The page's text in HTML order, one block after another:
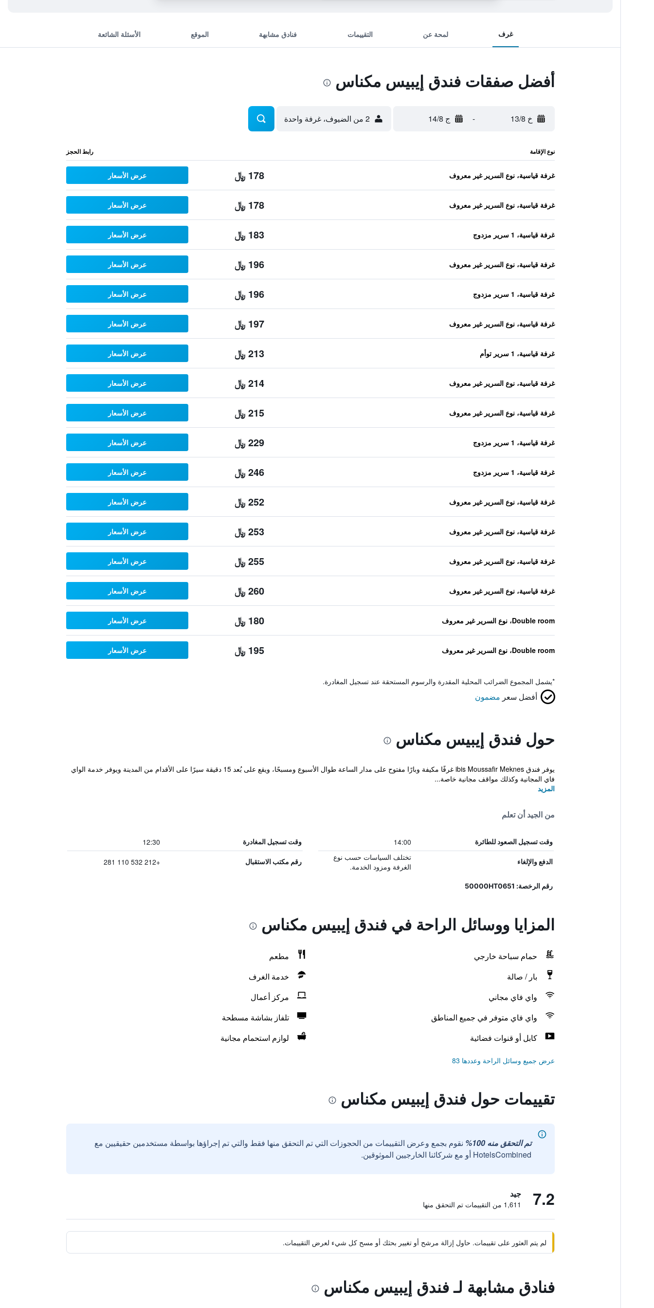
غرف لمحة عن التقييمات فنادق مشابهة الموقع الأسئلة الشائعة
أفضل صفقات فندق إيبيس مكناس
خ 13/8 - ج 14/8 2 من الضيوف، غرفة واحدة
نوع الإقامة رابط الحجز
غرفة قياسية، نوع السرير غير معروف 178 ﷼ عرض الأسعار
غرفة قياسية، نوع السرير غير معروف 178 ﷼ عرض الأسعار
غرفة قياسية، 1 سرير مزدوج 183 ﷼ عرض الأسعار
غرفة قياسية، نوع السرير غير معروف 196 ﷼ عرض الأسعار
غرفة قياسية، 1 سرير مزدوج 196 ﷼ عرض الأسعار
غرفة قياسية، نوع السرير غير معروف 197 ﷼ عرض الأسعار
غرفة قياسية، 1 سرير توأم 213 ﷼ عرض الأسعار
غرفة قياسية، نوع السرير غير معروف 214 ﷼ عرض الأسعار
غرفة قياسية، نوع السرير غير معروف 215 ﷼ عرض الأسعار
غرفة قياسية، 1 سرير مزدوج 229 ﷼ عرض الأسعار
غرفة قياسية، 1 سرير مزدوج 246 ﷼ عرض الأسعار
غرفة قياسية، نوع السرير غير معروف 252 ﷼ عرض الأسعار
غرفة قياسية، نوع السرير غير معروف 253 ﷼ عرض الأسعار
غرفة قياسية، نوع السرير غير معروف 255 ﷼ عرض الأسعار
غرفة قياسية، نوع السرير غير معروف 260 ﷼ عرض الأسعار
Double room، نوع السرير غير معروف 180 ﷼ عرض الأسعار
Double room، نوع السرير غير معروف 195 ﷼ عرض الأسعار
*يشمل المجموع الضرائب المحلية المقدرة والرسوم المستحقة عند تسجيل المغادرة.
أفضل سعر مضمون
حول فندق إيبيس مكناس
يوفر فندق ibis Moussafir Meknes غرفًا مكيفة وبارًا مفتوح على مدار الساعة طوال الأسبوع ومسبحًا، ويقع على بُعد 15 دقيقة سيرًا على الأقدام من المدينة ويوفر خدمة الواي
فاي المجانية وكذلك مواقف مجانية خاصة...
المزيد
من الجيد أن تعلم
وقت تسجيل الصعود للطائرة 14:00 وقت تسجيل المغادرة 12:30
الدفع والإلغاء
تختلف السياسات حسب نوع
الغرفة ومزود الخدمة.
رقم مكتب الاستقبال +212 532 110 281
رقم الرخصة: 50000HT0651
المزايا ووسائل الراحة في فندق إيبيس مكناس
حمام سباحة خارجي
مطعم
بار / صالة
خدمة الغرف
واي فاي مجاني
مركز أعمال
واي فاي متوفر في جميع المناطق
تلفاز بشاشة مسطحة
كابل أو قنوات فضائية
لوازم استحمام مجانية
عرض جميع وسائل الراحة وعددها 83
تقييمات حول فندق إيبيس مكناس
تم التحقق منه 100%
نقوم بجمع وعرض التقييمات من الحجوزات التي تم التحقق منها فقط والتي تم إجراؤها بواسطة مستخدمين حقيقيين مع
HotelsCombined أو مع شركائنا الخارجيين الموثوقين.
7.2 جيد
1,611 من التقييمات تم التحقق منها
لم يتم العثور على تقييمات. حاول إزالة مرشح أو تغيير بحثك أو مسح كل شيء لعرض التقييمات.
فنادق مشابهة لـ فندق إيبيس مكناس